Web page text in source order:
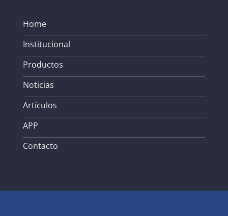
Home
Institucional
Productos
Noticias
Artículos
APP
Contacto